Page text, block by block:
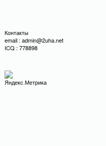
Контакты
email : admin@2uha.net
ICQ : 778898